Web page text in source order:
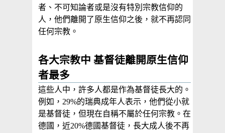
者、不可知論者或是沒有特別宗教信仰的
人，他們離開了原生信仰之後，就不再認同
任何宗教。
各大宗教中 基督徒離開原生信仰
者最多
這些人中，許多人都是作為基督徒長大的。
例如，29%的瑞典成年人表示，他們從小就
是基督徒，但現在自稱不屬於任何宗教。在
德國，近20%德國基督徒，長大成人後不再